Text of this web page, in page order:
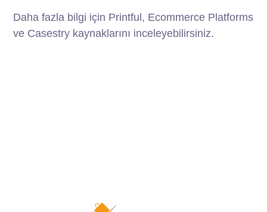
Daha fazla bilgi için Printful, Ecommerce Platforms
ve Casestry kaynaklarını inceleyebilirsiniz.